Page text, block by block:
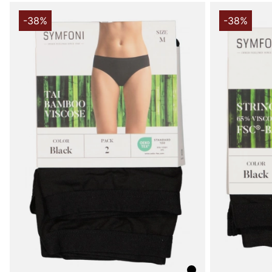
-38% -38%